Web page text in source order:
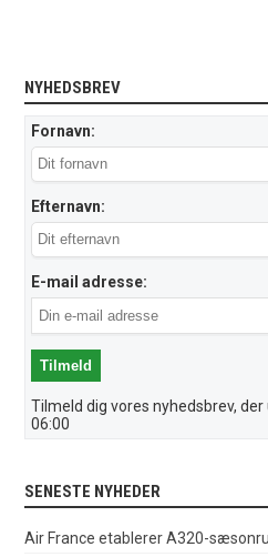
NYHEDSBREV
Fornavn:
Efternavn:
E-mail adresse:
Tilmeld dig vores nyhedsbrev,
06:00
SENESTE NYHEDER
Air France etablerer A320-